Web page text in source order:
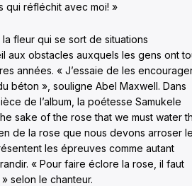
qui réfléchit avec moi! »
la fleur qui se sort de situations
aux obstacles auxquels les gens ont
années. « J’essaie de les
béton », souligne Abel Maxwell. Dans
de l’album, la poétesse Samukele
sake of the rose that we must water
de la rose que nous devons arroser
les épreuves comme autant
« Pour faire éclore la rose, il faut
selon le chanteur.